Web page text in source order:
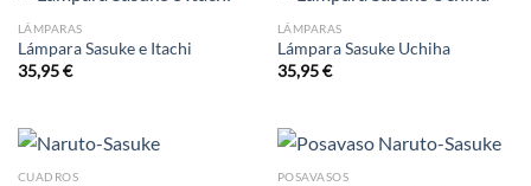
LÁMPARAS
Lámpara Sasuke e Itachi
35,95€
LÁMPARAS
Lámpara Sasuke Uchiha
35,95€
CUADROS POSAVASOS